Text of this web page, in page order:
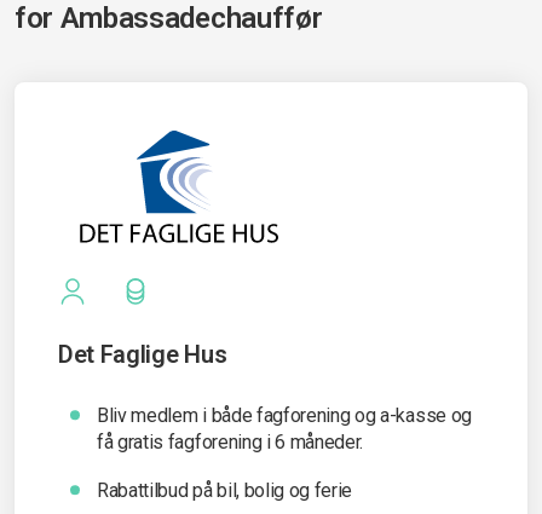
for Ambassadechauffør
Det Faglige Hus
Bliv medlem i både fagforening og a-kasse og
få gratis fagforening i 6 måneder.
Rabattilbud på bil, bolig og ferie